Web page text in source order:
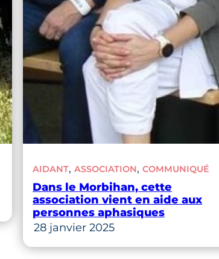
AIDANT, ASSOCIATION, COMMUNIQUÉ
Dans le Morbihan, cette
association vient en aide aux
personnes aphasiques
28 janvier 2025